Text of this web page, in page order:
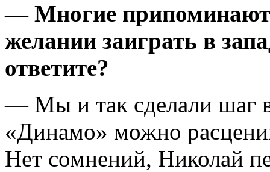
— Многие припоминают
желании заиграть в
ответите?
— Мы и так сделали шаг
«Динамо» можно
Нет сомнений, Николай